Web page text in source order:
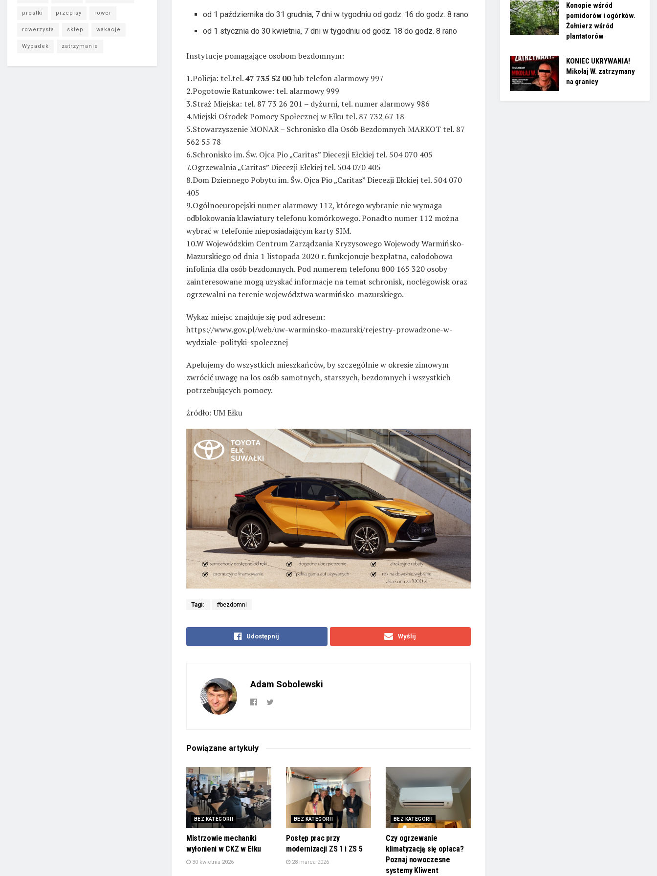
od 1 października do 31 grudnia, 7 dni w tygodniu od godz. 16 do godz. 8 rano
od 1 stycznia do 30 kwietnia, 7 dni w tygodniu od godz. 18 do godz. 8 rano
Instytucje pomagające osobom bezdomnym:
1.Policja: tel.tel.47 735 52 00lub telefon alarmowy 997
2.Pogotowie Ratunkowe: tel. alarmowy 999
3.Straż Miejska: tel. 87 73 26 201 – dyżurni, tel. numer alarmowy 986
4.Miejski Ośrodek Pomocy Społecznej w Ełku tel. 87 732 67 18
5.Stowarzyszenie MONAR – Schronisko dla Osób Bezdomnych MARKOT tel. 87
562 55 78
6.Schronisko im. Św. Ojca Pio „Caritas” Diecezji Ełckiej tel. 504 070 405
7.Ogrzewalnia „Caritas” Diecezji Ełckiej tel. 504 070 405
8.Dom Dziennego Pobytu im. Św. Ojca Pio „Caritas” Diecezji Ełckiej tel. 504 070
405
9.Ogólnoeuropejski numer alarmowy 112, którego wybranie nie wymaga
odblokowania klawiatury telefonu komórkowego. Ponadto numer 112 można
wybrać w telefonie nieposiadającym karty SIM.
10.W Wojewódzkim Centrum Zarządzania Kryzysowego Wojewody Warmińsko-
Mazurskiego od dnia 1 listopada 2020 r. funkcjonuje bezpłatna, całodobowa
infolinia dla osób bezdomnych. Pod numerem telefonu 800 165 320 osoby
zainteresowane mogą uzyskać informacje na temat schronisk, noclegowisk oraz
ogrzewalni na terenie województwa warmińsko-mazurskiego.
Wykaz miejsc znajduje się pod adresem:
https://www.gov.pl/web/uw-warminsko-mazurski/rejestry-prowadzone-w-
wydziale-polityki-spolecznej
Apelujemy do wszystkich mieszkańców, by szczególnie w okresie zimowym
zwrócić uwagę na los osób samotnych, starszych, bezdomnych i wszystkich
potrzebujących pomocy.
źródło: UM Ełku
Tagi: #bezdomni
Udostępnij Wyślij
Adam Sobolewski
Powiązane artykuły
BEZ KATEGORII
Mistrzowie mechaniki
wyłonieni w CKZ w Ełku
30 kwietnia 2026
BEZ KATEGORII
Postęp prac przy
modernizacji ZS 1 i ZS 5
28 marca 2026
BEZ KATEGORII
Czy ogrzewanie
klimatyzacją się opłaca?
Poznaj nowoczesne
systemy Kliwent
prostki przepisy rower
rowerzysta sklep wakacje
Wypadek zatrzymanie
Konopie wśród
pomidorów i ogórków.
Żołnierz wśród
plantatorów
KONIEC UKRYWANIA!
Mikołaj W. zatrzymany
na granicy